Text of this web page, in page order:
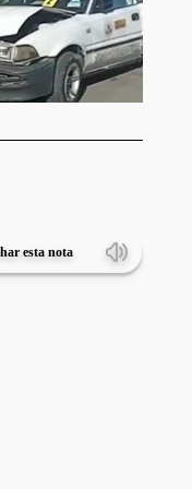
esta nota